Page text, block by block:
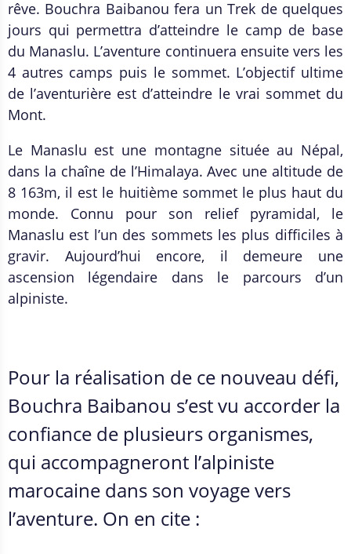
rêve. Bouchra Baibanou fera un Trek de quelques
jours qui permettra d’atteindre le camp de base
du Manaslu. L’aventure continuera ensuite vers les
4 autres camps puis le sommet. L’objectif ultime
de l’aventurière est d’atteindre le vrai sommet du
Mont.
Le Manaslu est une montagne située au Népal,
dans la chaîne de l’Himalaya. Avec une altitude de
8 163m, il est le huitième sommet le plus haut du
monde. Connu pour son relief pyramidal, le
Manaslu est l’un des sommets les plus difficiles à
gravir. Aujourd’hui encore, il demeure une
ascension légendaire dans le parcours d’un
alpiniste.
Pour la réalisation de ce nouveau défi,
Bouchra Baibanou s’est vu accorder la
confiance de plusieurs organismes,
qui accompagneront l’alpiniste
marocaine dans son voyage vers
l’aventure. On en cite :